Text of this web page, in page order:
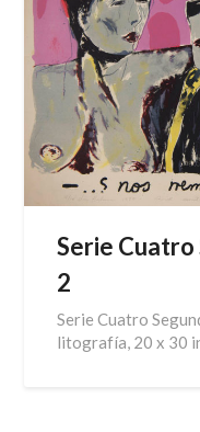
Serie Cuatro
2
Serie Cuatro
litografía, 20 x 30